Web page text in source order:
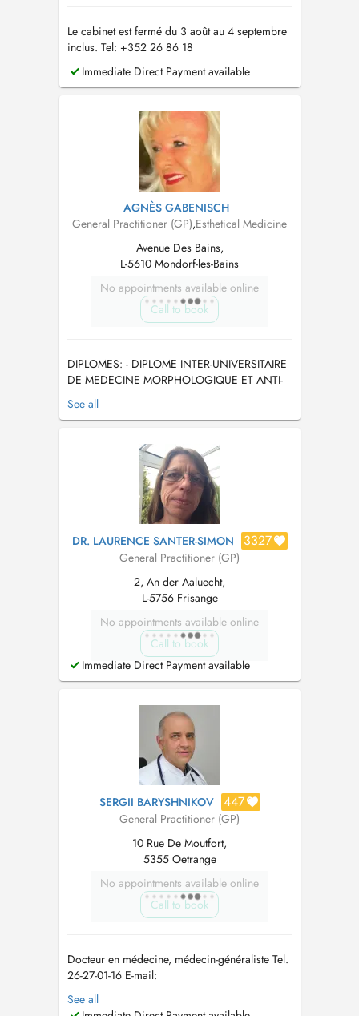
Le cabinet est fermé du 3 août au 4 septembre
inclus. Tel: +352 26 86 18
Immediate Direct Payment available
AGNÈS GABENISCH
General Practitioner (GP),Esthetical Medicine
Avenue Des Bains,
L-5610 Mondorf-les-Bains
No appointments available online
Call to book
DIPLOMES: - DIPLOME INTER-UNIVERSITAIRE
DE MEDECINE MORPHOLOGIQUE ET ANTI-
AGE Image corporelle et prévention dans le
vieillissement DIPLOME QUALIFIANT
L'ORDRE DES MEDECINS FRANCAIS -
Diplôme du Collège National de Médecine
See all
DR. LAURENCE SANTER-SIMON 3327
General Practitioner (GP)
2, An der Aaluecht,
L-5756 Frisange
No appointments available online
Call to book
Immediate Direct Payment available
SERGII BARYSHNIKOV 447
General Practitioner (GP)
10 Rue De Moutfort,
5355 Oetrange
No appointments available online
Call to book
Docteur en médecine, médecin-généraliste Tel.
26-27-01-16 E-mail:
allgemeinmediziner_lux@outlook.com
meiner Praxis biete ich eine umfassende
See all